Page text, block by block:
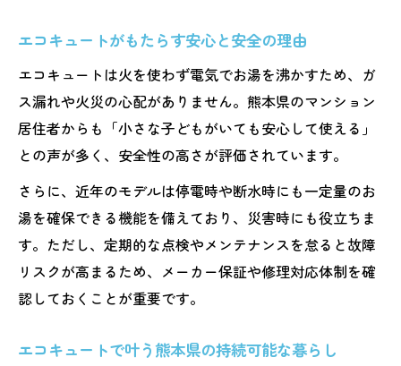
エコキュート導入後の満足度とその理由
安心・快適を支えるエコキュートの特長
エコキュート使用者の体験談とアドバイス
エコキュートがもたらす安心と安全の理由
エコキュートは火を使わず電気でお湯を沸かすため、ガ
ス漏れや火災の心配がありません。熊本県のマンション
居住者からも「小さな子どもがいても安心して使える」
との声が多く、安全性の高さが評価されています。
さらに、近年のモデルは停電時や断水時にも一定量のお
湯を確保できる機能を備えており、災害時にも役立ちま
す。ただし、定期的な点検やメンテナンスを怠ると故障
リスクが高まるため、メーカー保証や修理対応体制を確
認しておくことが重要です。
エコキュートで叶う熊本県の持続可能な暮らし